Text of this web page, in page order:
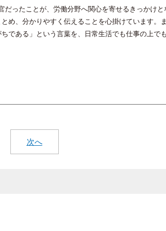
ったことが、労働分野へ関心を寄せるきっかけと
め、分かりやすく伝えることを心掛けています。
である」という言葉を、日常生活でも仕事の上で
次へ